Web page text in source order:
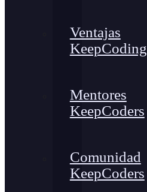
Ventajas
KeepCoding
Mentores
KeepCoders
Comunidad
KeepCoders